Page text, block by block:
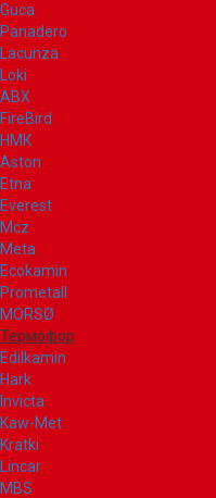
Guca
Panadero
Lacunza
Loki
ABX
FireBird
НМК
Aston
Etna
Everest
Mcz
Meta
Ecokamin
Prometall
MORSØ
Термофор
Edilkamin
Hark
Invicta
Kaw-Met
Kratki
Lincar
MBS